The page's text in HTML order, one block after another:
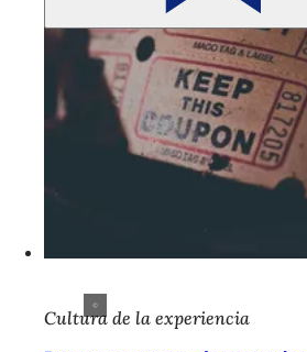
Cultura de la experiencia